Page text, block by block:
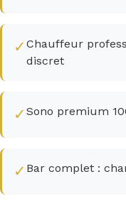
✓ Chauffeur
discret
✓ Sono premium
✓ Bar complet :